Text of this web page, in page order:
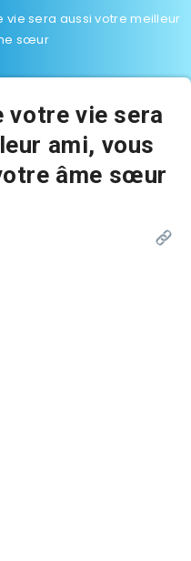
vie sera aussi votre meilleur
sœur
votre vie sera
ami, vous
âme sœur